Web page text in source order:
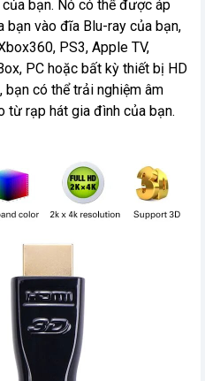
bạn. Nó có thể được áp
bạn vào đĩa Blu-ray của bạn,
PS3, Apple TV,
PC hoặc bất kỳ thiết bị HD
có thể trải nghiệm âm
từ rạp hát gia đình của bạn.